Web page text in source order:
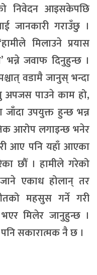
निवेदन आइसकेपछि
जानकारी गराउँछु ।
मिलाउने प्रयास
भन्ने जवाफ दिनुहुन्छ ।
वडामै जानुस् भन्दा
अपजस पाउने काम हो,
जाँदा उपयुक्त हुन्छ भन्न
आरोप लगाइन्छ भनेर
आए पनि यहाँ आएका
छौँ । हामीले गरेको
एकाध होलान् तर
महसुस गर्ने गरी
मिलेर जानुहुन्छ ।
पनि सकारात्मक नै छ ।